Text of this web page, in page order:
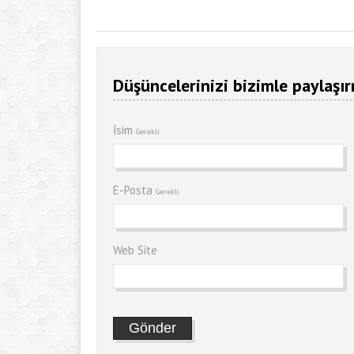
Düşüncelerinizi bizimle
İsim Gerekli
E-Posta Gerekli
Web Site